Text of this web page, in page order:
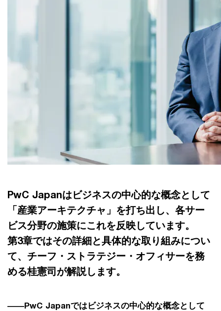
PwC Japanはビジネスの中心的な概念として
「産業アーキテクチャ」を打ち出し、各サー
ビス分野の施策にこれを反映しています。
第3章ではその詳細と具体的な取り組みについ
て、チーフ・ストラテジー・オフィサーを務
める桂憲司が解説します。
――PwC Japanではビジネスの中心的な概念として